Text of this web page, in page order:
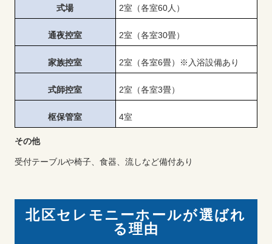
式場 2室（各室60人）
通夜控室 2室（各室30畳）
家族控室 2室（各室6畳）※入浴設備あり
式師控室 2室（各室3畳）
枢保管室 4室
その他
受付テーブルや椅子、食器、流しなど備付あり
北区セレモニーホールが選ばれ
る理由